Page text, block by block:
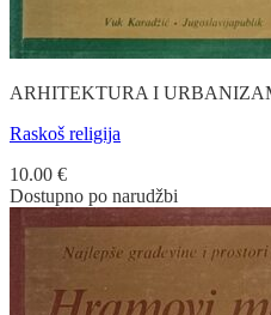
ARHITEKTURA I
Raskoš religija
10.00 €
Dostupno po narudžbi